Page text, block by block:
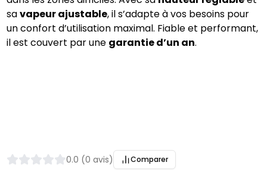
sa vapeur ajustable, il s’adapte à vos besoins pour
un confort d’utilisation maximal. Fiable et performant,
il est couvert par une garantie d’un an.
0.0 (0 avis) Comparer